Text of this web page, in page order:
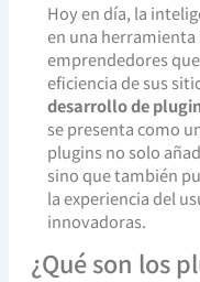
Hoy en día, la
en una
emprendedores
eficiencia de sus
desarrollo de
se presenta como
plugins no solo
sino que también
la experiencia del
innovadoras.
¿Qué son los